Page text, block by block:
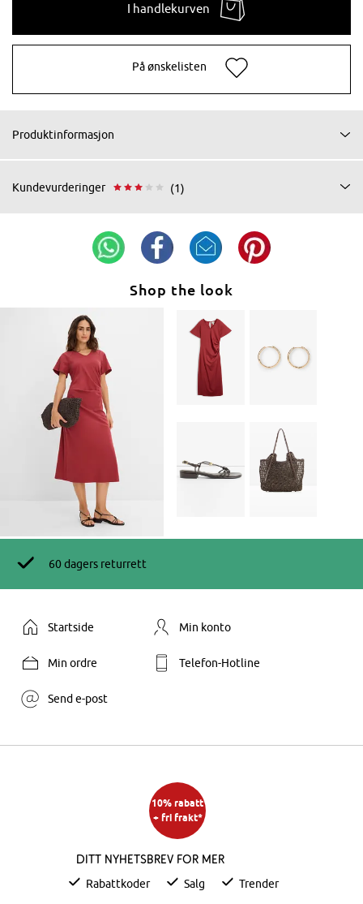
I handlekurven
På ønskelisten
Produktinformasjon
Kundevurderinger (1)
Shop the look
60 dagers returrett
Startside Min konto
Min ordre Telefon-Hotline
Send e-post
10% rabatt
+ fri frakt*
Ditt nyhetsbrev for mer
Rabattkoder Salg Trender